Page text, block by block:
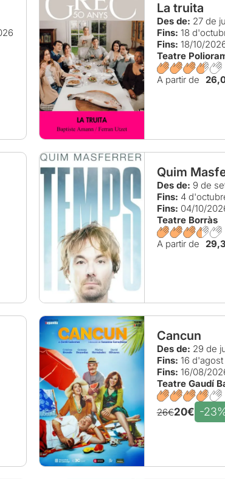
La truita
Des de: 27 de
Fins: 18
Fins: 18/10/
Teatre
A partir de
Quim
Des de: 9 de
Fins: 4
Fins: 04/10/
Teatre Borràs
A partir de
Cancun
Des de: 29 de
Fins: 16
Fins: 16/08/
Teatre Gaudí
26€20€ -